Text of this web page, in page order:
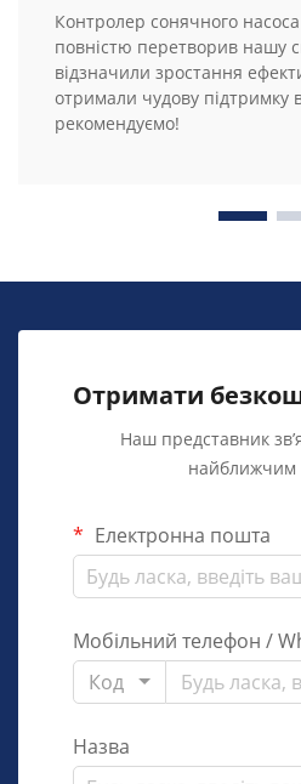
Контролер сонячного насоса
повністю перетворив нашу
відзначили зростання
отримали чудову
рекомендуємо!
Отримати
Наш представник
найближчим
Електронна пошта
Мобільний телефон /
Код
Назва